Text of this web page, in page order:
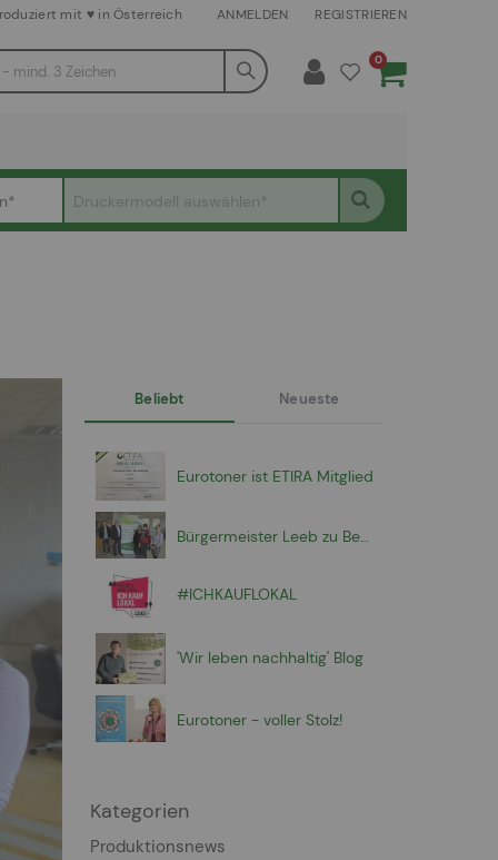
mit ♥ in Österreich ANMELDEN REGISTRIEREN
Warenkorb
0Artikel
Beliebt
Eurotoner ist ETIRA Mitglied
Bürgermeister Leeb zu Besuch
#ICHKAUFLOKAL
'Wir leben nachhaltig' Blog
Eurotoner - voller Stolz!
Neueste
Kategorien
Produktionsnews